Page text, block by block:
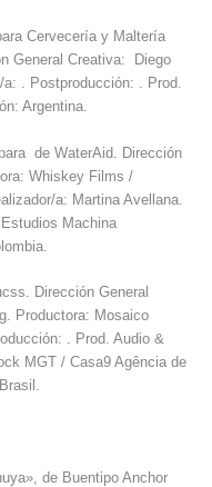
Cervecería y Maltería
General Creativa: Diego
. Postproducción: . Prod.
Argentina.
de WaterAid. Dirección
Whiskey Films /
a: Martina Avellana.
Machina
Dirección General
Productora: Mosaico
. Prod. Audio &
MGT / Casa9 Agência de
de Buentipo Anchor